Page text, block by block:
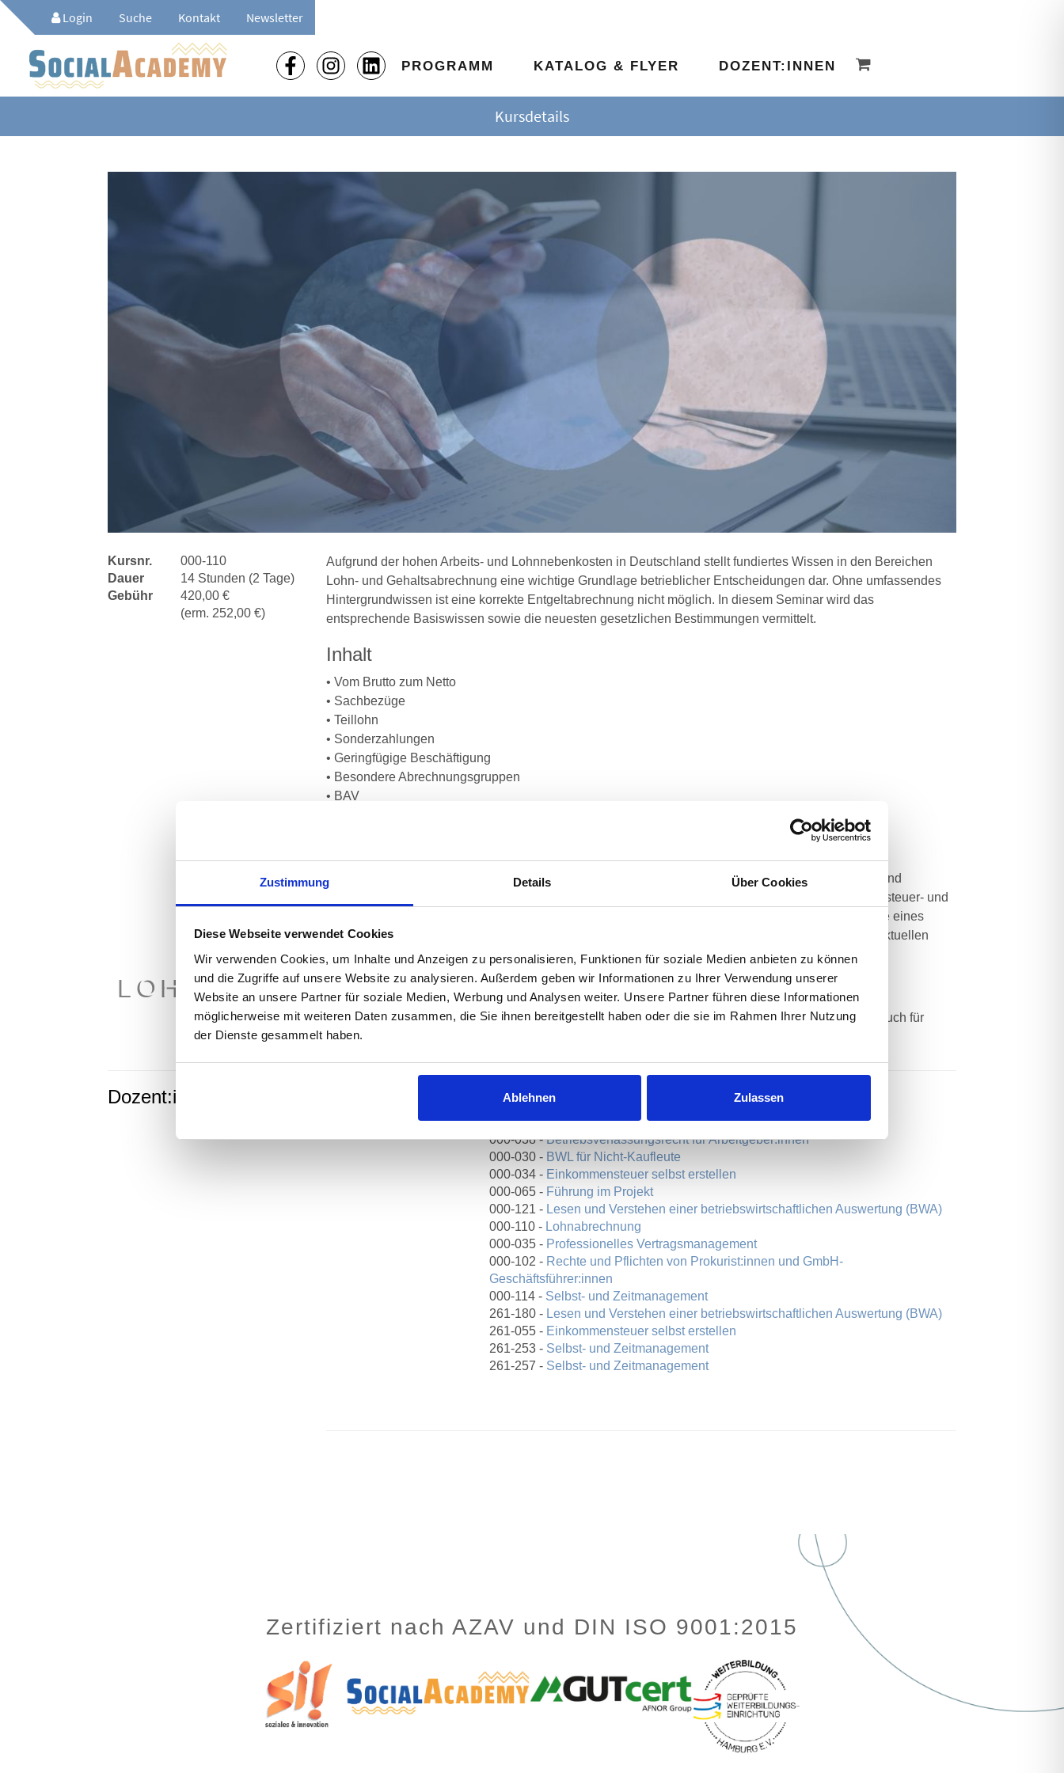
Zustimmung Details Über Cookies
Diese Webseite verwendet Cookies
Wir verwenden Cookies, um Inhalte und Anzeigen zu personalisieren, Funktionen für soziale Medien anbieten zu können
und die Zugriffe auf unsere Website zu analysieren. Außerdem geben wir Informationen zu Ihrer Verwendung unserer
Website an unsere Partner für soziale Medien, Werbung und Analysen weiter. Unsere Partner führen diese Informationen
möglicherweise mit weiteren Daten zusammen, die Sie ihnen bereitgestellt haben oder die sie im Rahmen Ihrer Nutzung
der Dienste gesammelt haben.
Ablehnen Zulassen
Login Suche Kontakt Newsletter
PROGRAMM KATALOG & FLYER DOZENT:INNEN
Kursdetails
LOHNABRECHNUNG
Kursnr.
000-110
Dauer
14 Stunden (2 Tage)
Gebühr
420,00 €
(erm. 252,00 €)
Aufgrund der hohen Arbeits- und Lohnnebenkosten in Deutschland stellt fundiertes Wissen in den Bereichen
Lohn- und Gehaltsabrechnung eine wichtige Grundlage betrieblicher Entscheidungen dar. Ohne umfassendes
Hintergrundwissen ist eine korrekte Entgeltabrechnung nicht möglich. In diesem Seminar wird das
entsprechende Basiswissen sowie die neuesten gesetzlichen Bestimmungen vermittelt.
Inhalt
• Vom Brutto zum Netto
• Sachbezüge
• Teillohn
• Sonderzahlungen
• Geringfügige Beschäftigung
• Besondere Abrechnungsgruppen
• BAV
Die zweitägige Lohn- und Gehaltsabrechnungsschulung vermittelt das zur Durchführung der Lohn- und
Gehaltsabrechnung relevante Wissen entsprechend dem neuesten Gesetzesstand im Arbeits-, Lohnsteuer- und
Sozialversicherungsrecht. Im Zentrum stehen dabei die verschiedenen Arbeitsprozesse, die im Laufe eines
Kalenderjahres in der Lohn- und Gehaltsbuchhaltung einmalig oder periodisch anfallen, sowie die aktuellen
Änderungen im Lohnsteuer- und Sozialversicherungsrecht.
Zielgruppe
Nicht nur für Fach- und Führungskräfte aus Personalmanagement und Rechnungswesen, sondern auch für
Gründer:innen und Geschäftsführer:innen, die die Lohnbuchhaltung selbst übernehmen
Dozent:in Weitere Kurse
000-002 -Arbeitsrecht für Führungskräfte
000-038 -Betriebsverfassungsrecht für Arbeitgeber:innen
000-030 - BWL für Nicht-Kaufleute
000-034 - Einkommensteuer selbst erstellen
000-065 - Führung im Projekt
000-121 - Lesen und Verstehen einer betriebswirtschaftlichen Auswertung (BWA)
000-110 - Lohnabrechnung
000-035 - Professionelles Vertragsmanagement
000-102 - Rechte und Pflichten von Prokurist:innen und GmbH-
Geschäftsführer:innen
000-114 - Selbst- und Zeitmanagement
261-180 - Lesen und Verstehen einer betriebswirtschaftlichen Auswertung (BWA)
261-055 - Einkommensteuer selbst erstellen
261-253 - Selbst- und Zeitmanagement
261-257 - Selbst- und Zeitmanagement
Zertifiziert nach AZAV und DIN ISO 9001:2015